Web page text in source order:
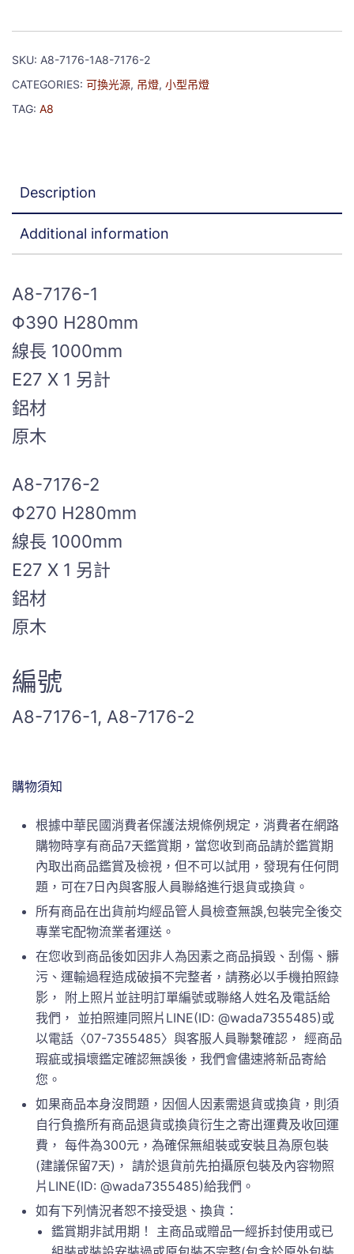
SKU: A8-7176-1A8-7176-2
CATEGORIES: 可換光源, 吊燈, 小型吊燈
TAG: A8
Description
Additional information
A8-7176-1
Φ390 H280mm
線長 1000mm
E27 X 1 另計
鋁材
原木
A8-7176-2
Φ270 H280mm
線長 1000mm
E27 X 1 另計
鋁材
原木
編號
A8-7176-1, A8-7176-2
購物須知
根據中華民國消費者保護法規條例規定，消費者在網路
購物時享有商品7天鑑賞期，當您收到商品請於鑑賞期
內取出商品鑑賞及檢視，但不可以試用，發現有任何問
題，可在7日內與客服人員聯絡進行退貨或換貨。
所有商品在出貨前均經品管人員檢查無誤,包裝完全後交
專業宅配物流業者運送。
在您收到商品後如因非人為因素之商品損毀、刮傷、髒
污、運輸過程造成破損不完整者，請務必以手機拍照錄
影， 附上照片並註明訂單編號或聯絡人姓名及電話給
我們， 並拍照連同照片LINE(ID: @wada7355485)或
以電話〈07-7355485〉與客服人員聯繫確認， 經商品
瑕疵或損壞鑑定確認無誤後，我們會儘速將新品寄給
您。
如果商品本身沒問題，因個人因素需退貨或換貨，則須
自行負擔所有商品退貨或換貨衍生之寄出運費及收回運
費， 每件為300元，為確保無組裝或安裝且為原包裝
(建議保留7天)， 請於退貨前先拍攝原包裝及內容物照
片LINE(ID: @wada7355485)給我們。
如有下列情況者恕不接受退、換貨：
鑑賞期非試用期！ 主商品或贈品一經拆封使用或已